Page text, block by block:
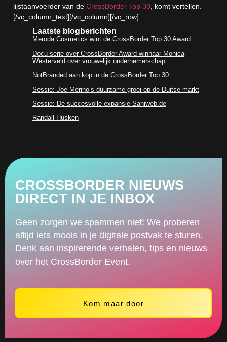
lijstaanvoerder van de CrossBorder Top 30 , komt vertellen.
[/vc_column_text][/vc_column][/vc_row]
Laatste blogberichten
Meroda Cosmetics wint de CrossBorder Top 30 Award
Docu-serie over CrossBorder Award winnaar Monica
Westerveld over vrouwelijk ondernemerschap
NotBranded aan kop in de CrossBorder Top 30
Sessie: Joe Merino’s duurzame groei op de Duitse markt
Sessie: De succesvolle expansie Saniweb.de
Randall Husken
CROSSBORDER NIEUWS
DIRECT IN JE INBOX
Geen zorgen we spammen niet! We proberen
altijd iets moois in je digitale postvak te sturen.
Denk aan inspirerende verhalen, tips en nieuws
over het CrossBorder Event.
Kom maar door